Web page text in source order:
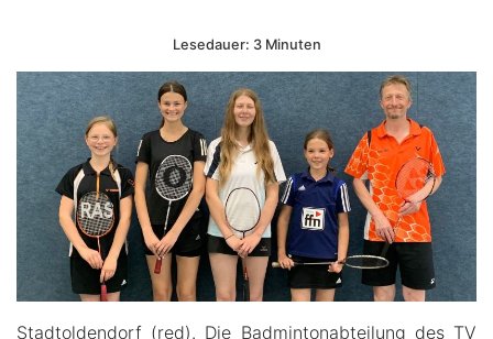
Lesedauer: 3 Minuten
Stadtoldendorf (red). Die Badmintonabteilung des TV